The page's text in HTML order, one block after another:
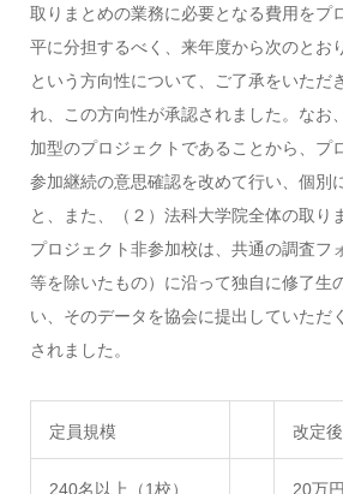
取りまとめの業務に必要となる費用をプ
平に分担するべく、来年度から次のとお
という方向性について、ご了承をいただ
れ、この方向性が承認されました。なお
加型のプロジェクトであることから、プ
参加継続の意思確認を改めて行い、個別
と、また、（２）法科大学院全体の取り
プロジェクト非参加校は、共通の調査フ
等を除いたもの）に沿って独自に修了生
い、そのデータを協会に提出していただ
されました。
定員規模 改定
240名以上（1校） 20万